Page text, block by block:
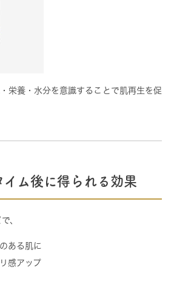
・栄養・水分を意識することで肌再生を促
イム後に得られる効果
、
ある肌に
感アップ